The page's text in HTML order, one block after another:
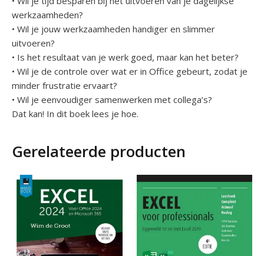
werkzaamheden?
• Wil je jouw werkzaamheden handiger en slimmer
uitvoeren?
• Is het resultaat van je werk goed, maar kan het beter?
• Wil je de controle over wat er in Office gebeurt, zodat je
minder frustratie ervaart?
• Wil je eenvoudiger samenwerken met collega’s?
Dat kan! In dit boek lees je hoe.
Gerelateerde producten